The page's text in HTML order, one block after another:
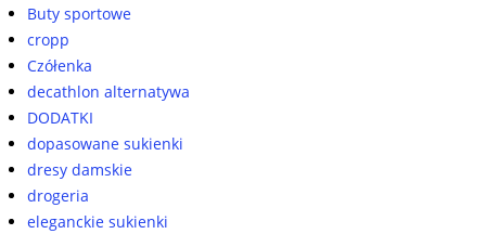
Buty sportowe
cropp
Czółenka
decathlon alternatywa
DODATKI
dopasowane sukienki
dresy damskie
drogeria
eleganckie sukienki